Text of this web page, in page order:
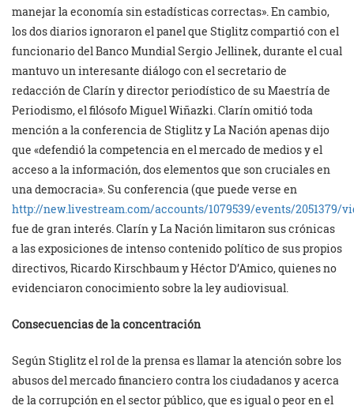
manejar la economía sin estadísticas correctas». En cambio,
los dos diarios ignoraron el panel que Stiglitz compartió con el
funcionario del Banco Mundial Sergio Jellinek, durante el cual
mantuvo un interesante diálogo con el secretario de
redacción de Clarín y director periodístico de su Maestría de
Periodismo, el filósofo Miguel Wiñazki. Clarín omitió toda
mención a la conferencia de Stiglitz y La Nación apenas dijo
que «defendió la competencia en el mercado de medios y el
acceso a la información, dos elementos que son cruciales en
una democracia». Su conferencia (que puede verse en
http://new.livestream.com/accounts/1079539/events/2051379/
fue de gran interés. Clarín y La Nación limitaron sus crónicas
a las exposiciones de intenso contenido político de sus propios
directivos, Ricardo Kirschbaum y Héctor D’Amico, quienes no
evidenciaron conocimiento sobre la ley audiovisual.
Consecuencias de la concentración
Según Stiglitz el rol de la prensa es llamar la atención sobre los
abusos del mercado financiero contra los ciudadanos y acerca
de la corrupción en el sector público, que es igual o peor en el